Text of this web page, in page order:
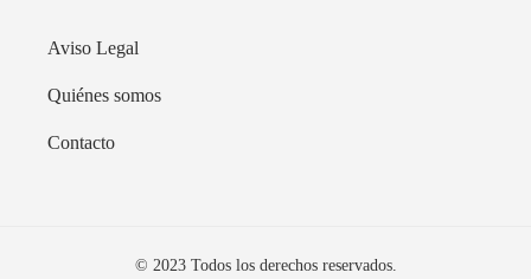
Aviso Legal
Quiénes somos
Contacto
© 2023 Todos los derechos reservados.